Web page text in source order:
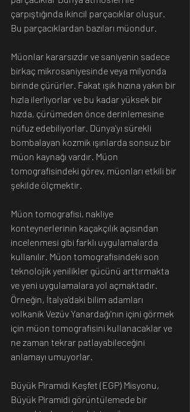
çarpıştığında ikincil parçacıklar oluşur.
Bu parçacıklardan bazıları müondur.
Müonlar kararsızdır ve saniyenin sadece
birkaç mikrosaniyesinde veya milyonda
birinde çürürler. Fakat ışık hızına yakın bir
hızla ilerliyorlar ve bu kadar yüksek bir
hızda, çürümeden önce derinlemesine
nüfuz edebiliyorlar. Dünya'yı sürekli
bombalayan kozmik ışınlarda sonsuz bir
müon kaynağı vardır. Müon
tomografisindeki görev, müonları etkili bir
şekilde ölçmektir.
Müon tomografisi, nakliye
konteynerlerinin kaçakçılık açısından
incelenmesi gibi farklı uygulamalarda
kullanılır. Müon tomografisindeki son
teknolojik yenilikler gücünü arttırmakta
ve yeni uygulamalara yol açmaktadır.
Örneğin, İtalya'daki bilim adamları
volkanik Vezüv Yanardağı'nın içini görmek
için müon tomografisini kullanacaklar ve
ne zaman tekrar patlayabileceğini
anlamayı umuyorlar.
Büyük Piramidi Keşfet (EGP) Misyonu,
Büyük Piramidi görüntülemede bir